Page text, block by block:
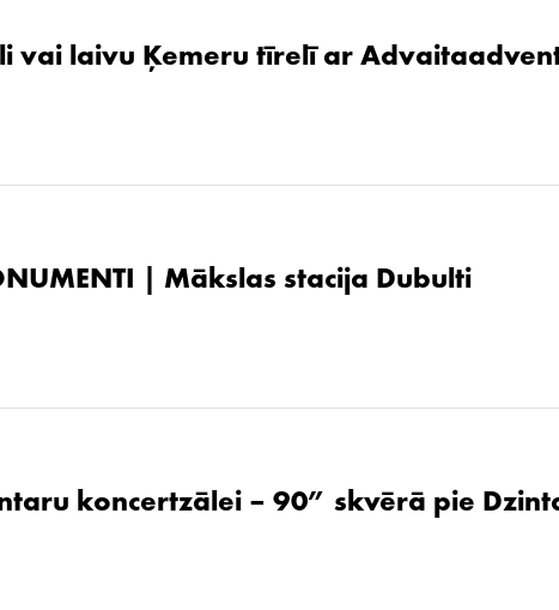
vai laivu Ķemeru tīrelī ar
| Mākslas stacija Dubulti
koncertzālei – 90” skvērā pie